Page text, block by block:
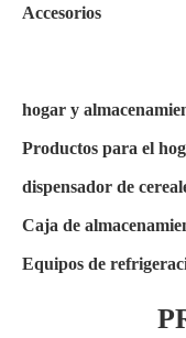
Accesorios
hogar y
Productos para el
dispensador de
Caja de
Equipos de